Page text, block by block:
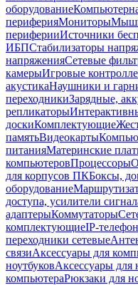
оборудование
периферияМониторы
периферииИсточники
ИБПСтабилизаторы
напряженияСетевые
камерыИгровые
акустикаНаушники и
переходникиЗарядные,
репликаторы
доскиКомплектующие
памятьВидеокарты
питанияМатеринские
компьютеровПроцессоры
для корпусов ПКБоксы,
оборудование
доступа, усилители
адаптерыКоммутаторы
комплектующиеIP-
переходники сетевые
связиАксессуары для
ноутбуковАксессуары для
компьютераРюкзаки для